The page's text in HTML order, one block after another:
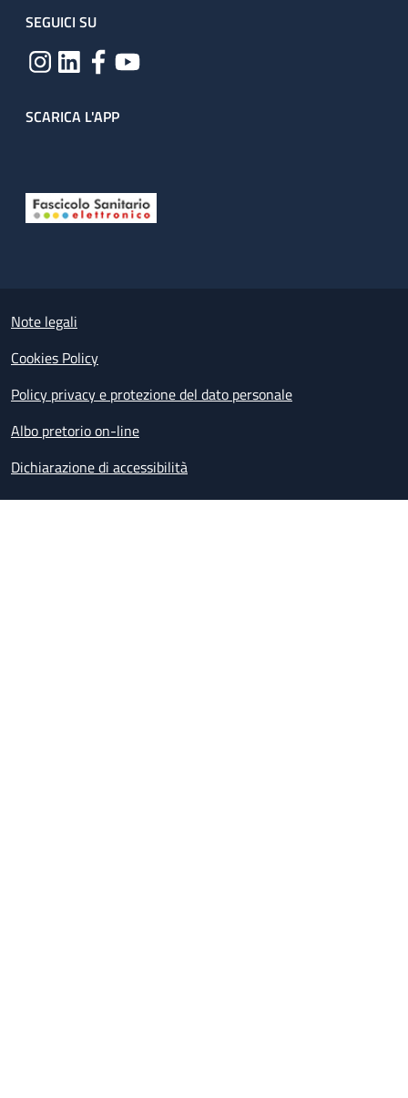
SEGUICI SU
SCARICA L'APP
Small prints
Note legali
Cookies Policy
Policy privacy e protezione del dato personale
Albo pretorio on-line
Dichiarazione di accessibilità